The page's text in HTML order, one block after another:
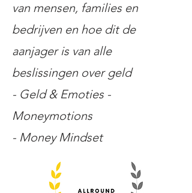
van mensen, families en
bedrijven en hoe dit de
aanjager is van alle
beslissingen over geld
- Geld & Emoties -
Moneymotions
- Money Mindset